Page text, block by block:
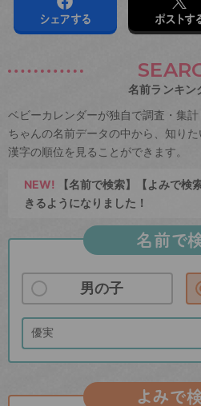
シェアする ポストす
名前ランキン
ベビーカレンダーが独自で調査・集
ちゃんの名前データの中から、知りた
漢字の順位を見ることができます。
NEW! 【名前で検索】【よみで検
きるようになりました！
名前で
男の子
よみで